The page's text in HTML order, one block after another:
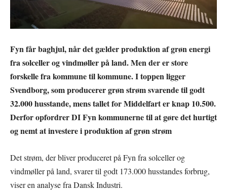
Fyn får baghjul, når det gælder produktion af grøn energi
fra solceller og vindmøller på land. Men der er store
forskelle fra kommune til kommune. I toppen ligger
Svendborg, som producerer grøn strøm svarende til godt
32.000 husstande, mens tallet for Middelfart er knap 10.500.
Derfor opfordrer DI Fyn kommunerne til at gøre det hurtigt
og nemt at investere i produktion af grøn strøm
Det strøm, der bliver produceret på Fyn fra solceller og
vindmøller på land, svarer til godt 173.000 husstandes forbrug,
viser en analyse fra Dansk Industri.